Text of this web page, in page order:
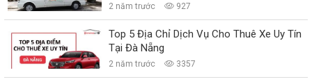
2 năm trước 927
Top 5 Địa Chỉ Dịch Vụ Cho Thuê Xe Uy Tín
Tại Đà Nẵng
2 năm trước 3357